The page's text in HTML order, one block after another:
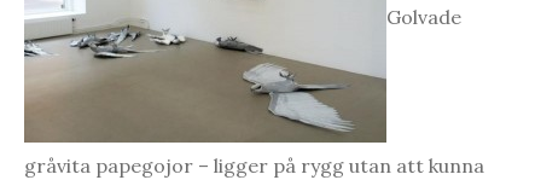
Golvade
gråvita papegojor – ligger på rygg utan att kunna